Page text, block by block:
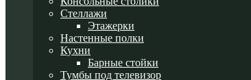
Стеллажи
Этажерки
Настенные полки
Кухни
Барные стойки
Тумбы под телевизор